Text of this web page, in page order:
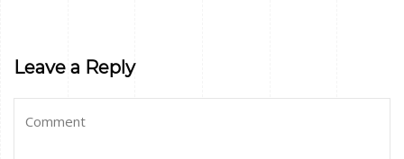
Leave a Reply